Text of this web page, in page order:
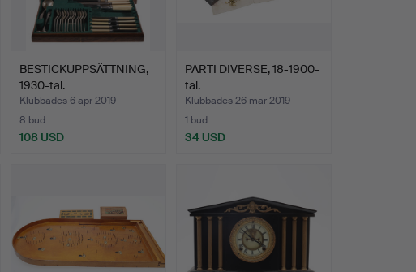
BESTICKUPPSÄTTNING,
1930-tal.
Klubbades 6 apr 2019
8 bud
108 USD
PARTI DIVERSE, 18-1900-
tal.
Klubbades 26 mar 2019
1 bud
34 USD